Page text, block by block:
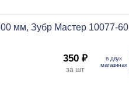
мм, Зубр Мастер 10077-60
350 ₽